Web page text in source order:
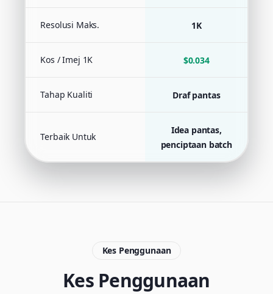
Resolusi Maks. 1K
Kos / Imej 1K $0.034
Tahap Kualiti Draf pantas
Terbaik Untuk
Idea pantas,
penciptaan batch
Kes Penggunaan
Kes Penggunaan